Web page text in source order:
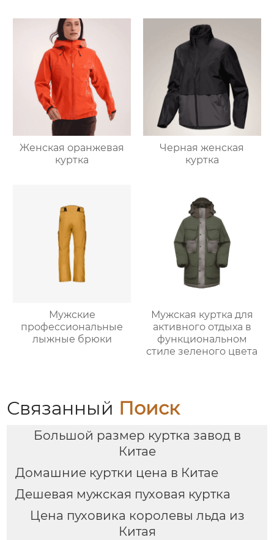
Женская оранжевая
куртка
Черная женская
куртка
Мужские
профессиональные
лыжные брюки
Мужская куртка для
активного отдыха в
функциональном
стиле зеленого цвета
Связанный Поиск
Большой размер куртка завод в
Китае
Домашние куртки цена в Китае
Дешевая мужская пуховая куртка
Цена пуховика королевы льда из
Китая